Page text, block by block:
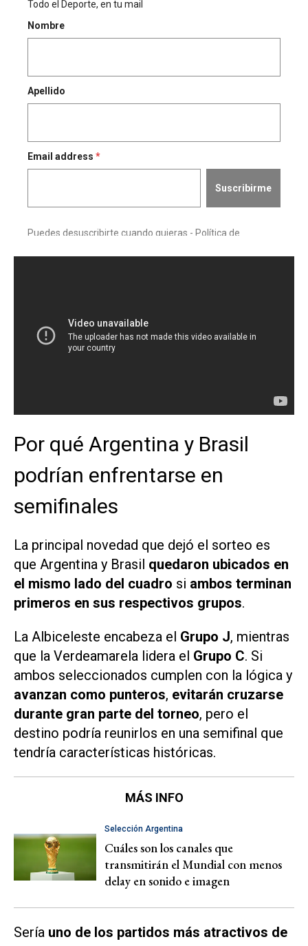
Por qué Argentina y Brasil
podrían enfrentarse en
semifinales
La principal novedad que dejó el sorteo es
que Argentina y Brasil quedaron ubicados en
el mismo lado del cuadro si ambos terminan
primeros en sus respectivos grupos.
La Albiceleste encabeza el Grupo J, mientras
que la Verdeamarela lidera el Grupo C. Si
ambos seleccionados cumplen con la lógica y
avanzan como punteros, evitarán cruzarse
durante gran parte del torneo, pero el
destino podría reunirlos en una semifinal que
tendría características históricas.
MÁS INFO
Selección Argentina
Cuáles son los canales que
transmitirán el Mundial con menos
delay en sonido e imagen
Sería uno de los partidos más atractivos de